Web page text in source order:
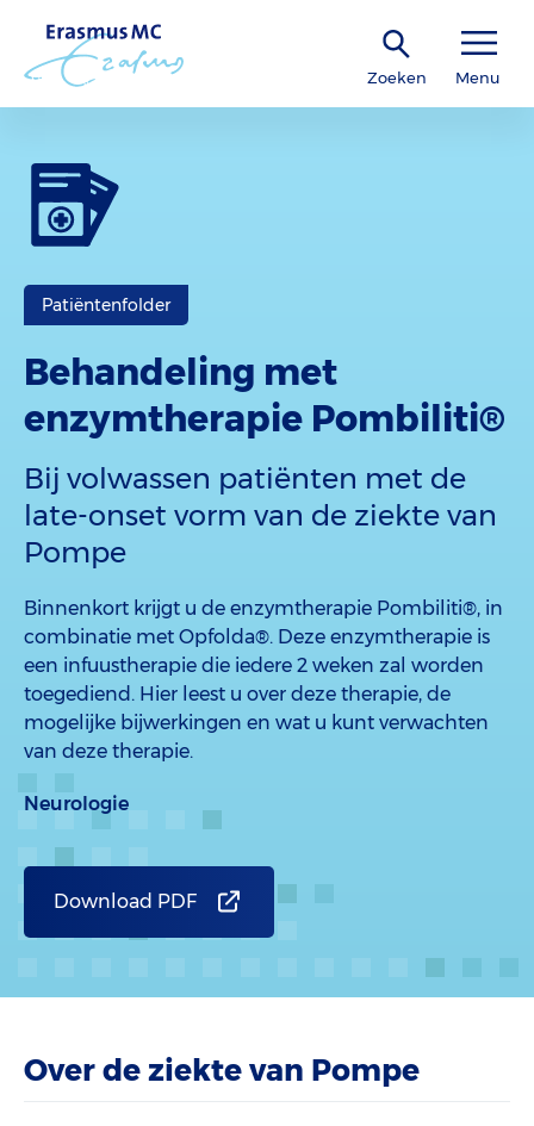
Zoeken Menu
Patiëntenfolder
Behandeling met
enzymtherapie Pombiliti®
Bij volwassen patiënten met de
late-onset vorm van de ziekte van
Pompe
Binnenkort krijgt u de enzymtherapie Pombiliti®, in
combinatie met Opfolda®. Deze enzymtherapie is
een infuustherapie die iedere 2 weken zal worden
toegediend. Hier leest u over deze therapie, de
mogelijke bijwerkingen en wat u kunt verwachten
van deze therapie.
Neurologie
Download PDF
Over de ziekte van Pompe